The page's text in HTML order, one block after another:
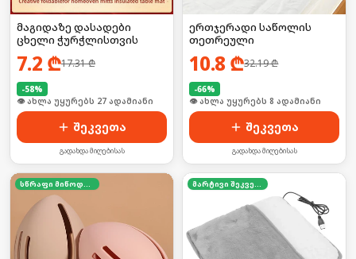
მაგიდაზე დასადები
ცხელი ჭურჭლისთვის
7.2 ₾17.31₾
-58%
🛒 ბოლო 24სთ-ში იყიდა 36-მა
შეკვეთა
გადახდა მიღებისას
ერთჯერადი საწოლის
თეთრეული
10.8 ₾32.19₾
-66%
🛒 ბოლო 24სთ-ში იყიდა 15-მა
შეკვეთა
გადახდა მიღებისას
სწრაფი მიწოდება მარტივი შეკვეთა